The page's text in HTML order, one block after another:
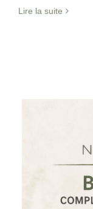
Lire la suite